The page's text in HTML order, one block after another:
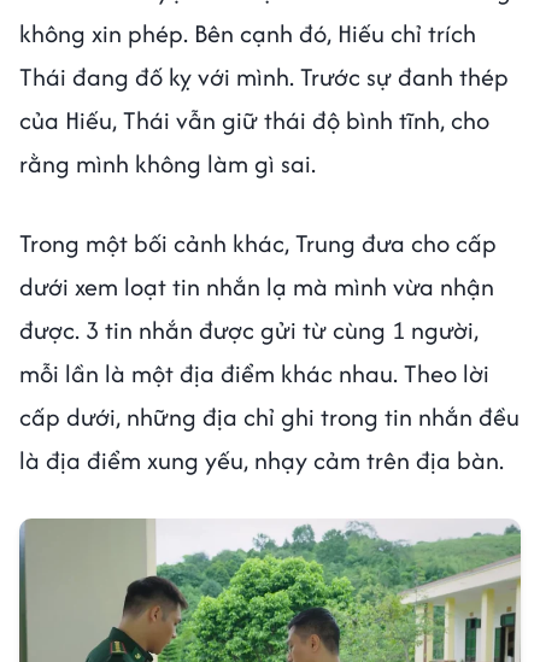
không xin phép. Bên cạnh đó, Hiếu chỉ trích
Thái đang đố kỵ với mình. Trước sự đanh thép
của Hiếu, Thái vẫn giữ thái độ bình tĩnh, cho
rằng mình không làm gì sai.
Trong một bối cảnh khác, Trung đưa cho cấp
dưới xem loạt tin nhắn lạ mà mình vừa nhận
được. 3 tin nhắn được gửi từ cùng 1 người,
mỗi lần là một địa điểm khác nhau. Theo lời
cấp dưới, những địa chỉ ghi trong tin nhắn đều
là địa điểm xung yếu, nhạy cảm trên địa bàn.